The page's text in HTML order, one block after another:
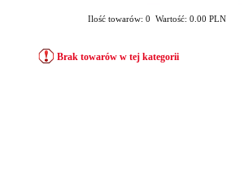
Ilość towarów: 0 Wartość: 0.00 PLN
Brak towarów w tej kategorii